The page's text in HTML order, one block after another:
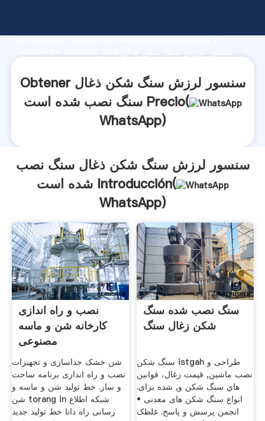
producción, fuerza de investigación avanzada y
aporta valores a todos los clientes.
Obtener سنسور لرزش سنگ شکن ذغال
سنگ نصب شده است Precio(
WhatsApp)
سنسور لرزش سنگ شکن ذغال سنگ نصب
شده است Introducción(
WhatsApp)
نصب و راه اندازی
کارخانه شن و ماسه
مصنوعی
شن خشک جداسازی و تجهیزات
نصب و راه اندازی برنامه ساخت
و ساز. خط تولید شن و ماسه و
شن torang in شبکه اطلاع
رسانی راه دانا خط تولید جدید
سنگ نصب شده سنگ
شکن زغال سنگ
سنگ شکن istgah طراحی و
نصب ماشین, قيمت زغال، قوانين
هاي سنگ شکن و, شده برای.
انواع سنگ شکن های معدنی •
انجمن پرسش و پاسخ. غلطک